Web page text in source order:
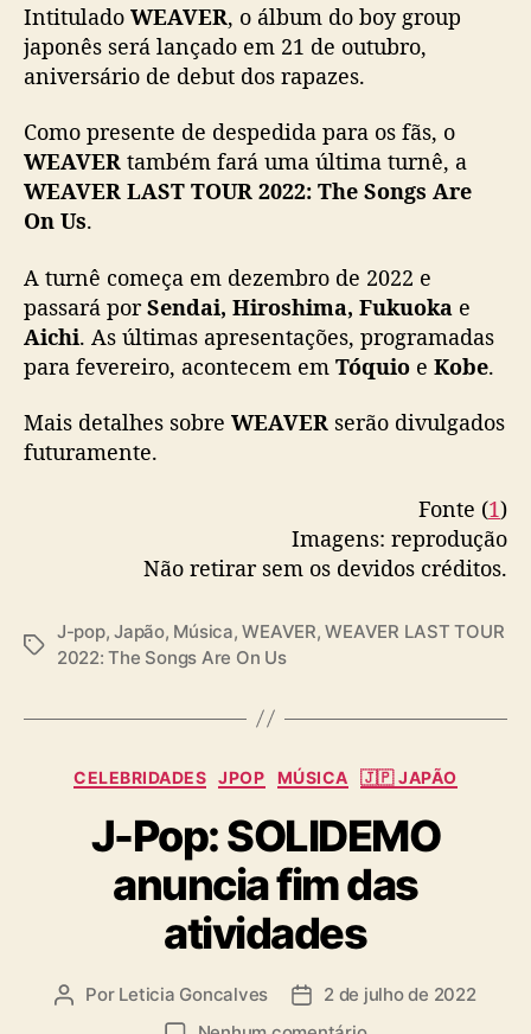
u
m
a
t
a
ú
l
t
i
a
ê
Intitulado WEAVER, o álbum do boy group
japonês será lançado em 21 de outubro,
aniversário de debut dos rapazes.
Como presente de despedida para os fãs, o
WEAVER também fará uma última turnê, a
WEAVER LAST TOUR 2022: The Songs Are
On Us.
A turnê começa em dezembro de 2022 e
passará porSendai, Hiroshima, Fukuoka e
Aichi. As últimas apresentações, programadas
para fevereiro, acontecem em Tóquio e Kobe.
Mais detalhes sobre WEAVER serão divulgados
futuramente.
Fonte (1)
Imagens: reprodução
Não retirar sem os devidos créditos.
T
s
J-pop,Japão, Música,WEAVER,WEAVER LAST TOUR
2022: The Songs Are On Us
C
t
e
g
o
i
s
CELEBRIDADES JPOP MÚSICA 🇯🇵 JAPÃO
J-Pop: SOLIDEMO
anuncia fim das
atividades
A Por Leticia Goncalves
D 2 de julho de 2022